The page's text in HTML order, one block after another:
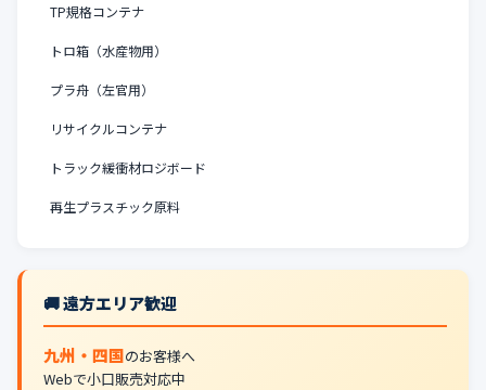
TP規格コンテナ
トロ箱（水産物用）
プラ舟（左官用）
リサイクルコンテナ
トラック緩衝材ロジボード
再生プラスチック原料
🚚 遠方エリア歓迎
九州・四国のお客様へ
Webで小口販売対応中